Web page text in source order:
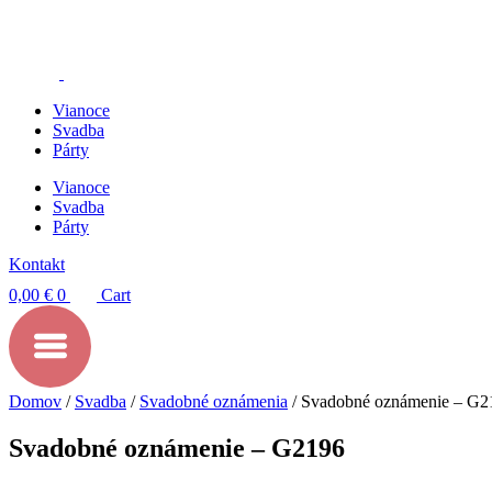
Vianoce
Svadba
Párty
Vianoce
Svadba
Párty
Kontakt
0,00 € 0 Cart
Domov / Svadba / Svadobné oznámenia / Svadobné oznámenie –
Svadobné oznámenie – G2196